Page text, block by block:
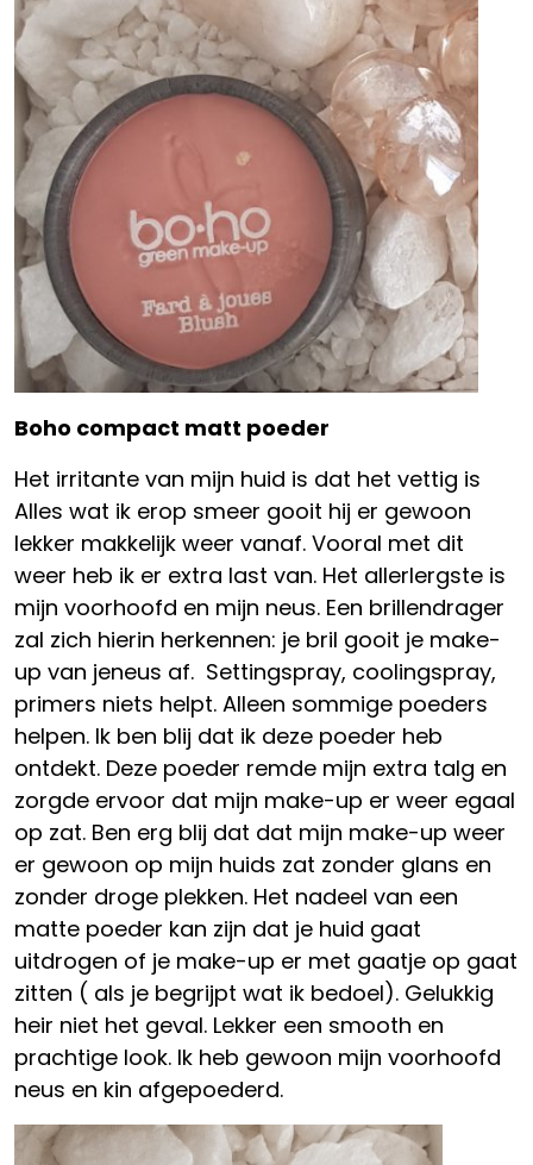
Boho compact matt poeder
Het irritante van mijn huid is dat het vettig is
Alles wat ik erop smeer gooit hij er gewoon
lekker makkelijk weer vanaf. Vooral met dit
weer heb ik er extra last van. Het allerlergste is
mijn voorhoofd en mijn neus. Een brillendrager
zal zich hierin herkennen: je bril gooit je make-
up van jeneus af. Settingspray, coolingspray,
primers niets helpt. Alleen sommige poeders
helpen. Ik ben blij dat ik deze poeder heb
ontdekt. Deze poeder remde mijn extra talg en
zorgde ervoor dat mijn make-up er weer egaal
op zat. Ben erg blij dat dat mijn make-up weer
er gewoon op mijn huids zat zonder glans en
zonder droge plekken. Het nadeel van een
matte poeder kan zijn dat je huid gaat
uitdrogen of je make-up er met gaatje op gaat
zitten ( als je begrijpt wat ik bedoel). Gelukkig
heir niet het geval. Lekker een smooth en
prachtige look. Ik heb gewoon mijn voorhoofd
neus en kin afgepoederd.